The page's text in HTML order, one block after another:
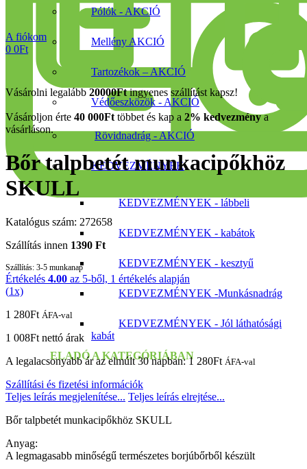
A fiókom
0 0Ft
Pólók - AKCIÓ
Mellény AKCIÓ
Tartozékok – AKCIÓ
Védőeszközök - AKCIÓ
Rövidnadrág - AKCIÓ
KEDVEZMÉNYEK
KEDVEZMÉNYEK - lábbeli
KEDVEZMÉNYEK - kabátok
KEDVEZMÉNYEK - kesztyű
KEDVEZMÉNYEK -Munkásnadrág
KEDVEZMÉNYEK - Jól láthatósági
kabát
ELADÓ A KATEGÓRIÁBAN
Vásárolni legalább 20000Ftingyenes szállítást kapsz!
Vásároljon érte 40 000Ft többet és kap a 2% kedvezménya
vásárláson.
Bőr talpbetét munkacipőkhöz
SKULL
Katalógus szám: 272658
Szállítás innen 1390 Ft
Szállítás: 3-5 munkanap
Értékelés 4.00 az 5-ből, 1 értékelés alapján
(1x)
1 280Ft ÁFA-val
1 008Ft nettó árak
A legalacsonyabb ár az elmúlt 30 napban:1 280Ft ÁFA-val
Szállítási és fizetési információk
Teljes leírás megjelenítése... Teljes leírás elrejtése...
Bőr talpbetét munkacipőkhöz SKULL
Anyag:
A legmagasabb minőségű természetes borjúbőrből készült